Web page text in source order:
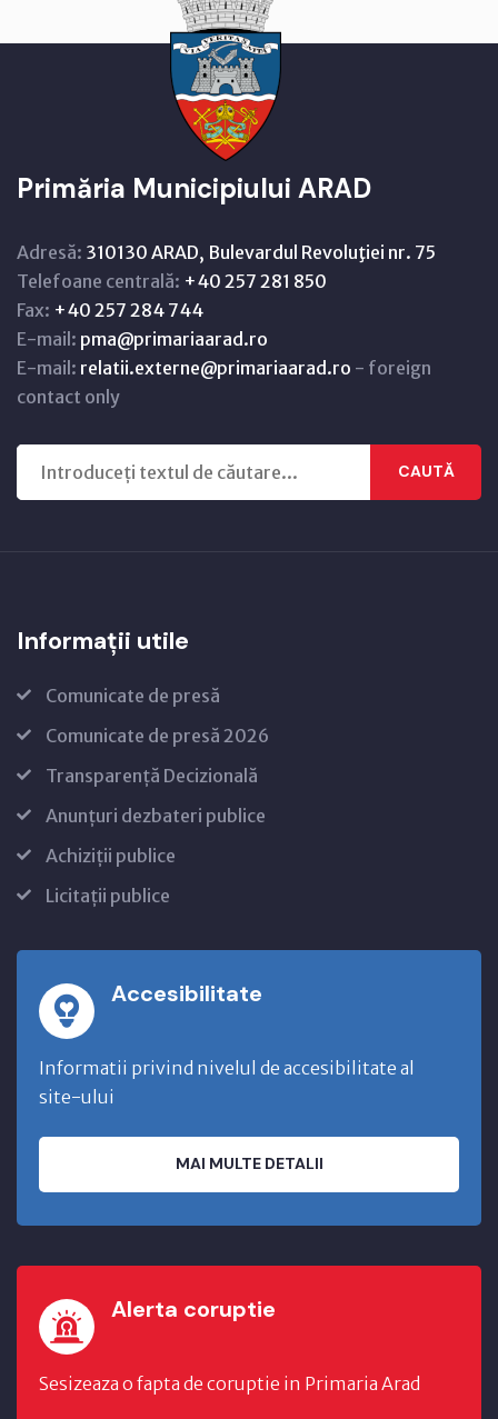
Primăria Municipiului ARAD
Adresă: 310130 ARAD, Bulevardul Revoluţiei nr. 75
Telefoane centrală: +40 257 281 850
Fax: +40 257 284 744
E-mail: pma@primariaarad.ro
E-mail: relatii.externe@primariaarad.ro - foreign
contact only
CAUTĂ
Informații utile
Comunicate de presă
Comunicate de presă 2026
Transparență Decizională
Anunțuri dezbateri publice
Achiziții publice
Licitații publice
Accesibilitate
Informatii privind nivelul de accesibilitate al
site-ului
MAI MULTE DETALII
Alerta coruptie
Sesizeaza o fapta de coruptie in Primaria Arad